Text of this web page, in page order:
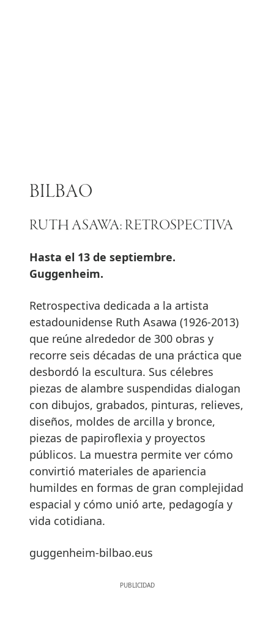
BILBAO
RUTH ASAWA: RETROSPECTIVA
Hasta el 13 de septiembre.
Guggenheim.
Retrospectiva dedicada a la artista
estadounidense Ruth Asawa (1926-2013)
que reúne alrededor de 300 obras y
recorre seis décadas de una práctica que
desbordó la escultura. Sus célebres
piezas de alambre suspendidas dialogan
con dibujos, grabados, pinturas, relieves,
diseños, moldes de arcilla y bronce,
piezas de papiroflexia y proyectos
públicos. La muestra permite ver cómo
convirtió materiales de apariencia
humildes en formas de gran complejidad
espacial y cómo unió arte, pedagogía y
vida cotidiana.
guggenheim-bilbao.eus